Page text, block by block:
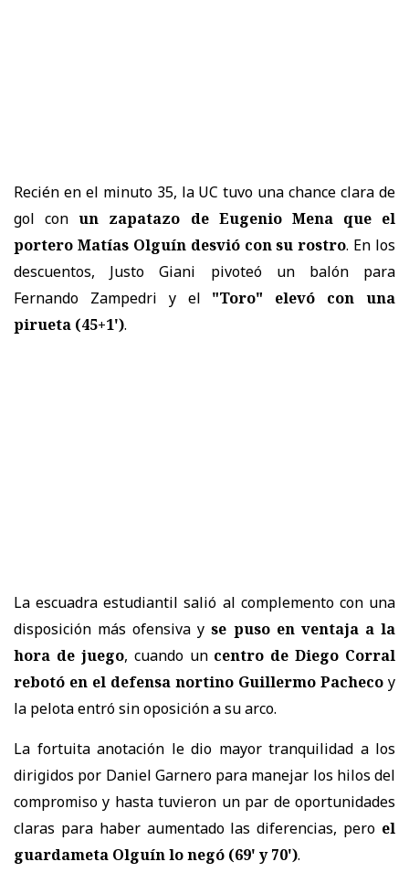
Recién en el minuto 35, la UC tuvo una chance clara de
gol conun zapatazo de Eugenio Mena que el
portero Matías Olguín desvió con su rostro. En los
descuentos, Justo Giani pivoteó un balón para
Fernando Zampedri y el "Toro" elevó con una
pirueta (45+1').
La escuadra estudiantil salió al complemento con una
disposición más ofensiva yse puso en ventaja a la
hora de juego, cuando uncentro de Diego Corral
rebotó en el defensa nortino Guillermo Pacheco y
la pelota entró sin oposición a su arco.
La fortuita anotación le dio mayor tranquilidad a los
dirigidos por Daniel Garnero para manejar los hilos del
compromiso y hasta tuvieron un par de oportunidades
claras para haber aumentado las diferencias, pero el
guardameta Olguín lo negó (69' y 70').